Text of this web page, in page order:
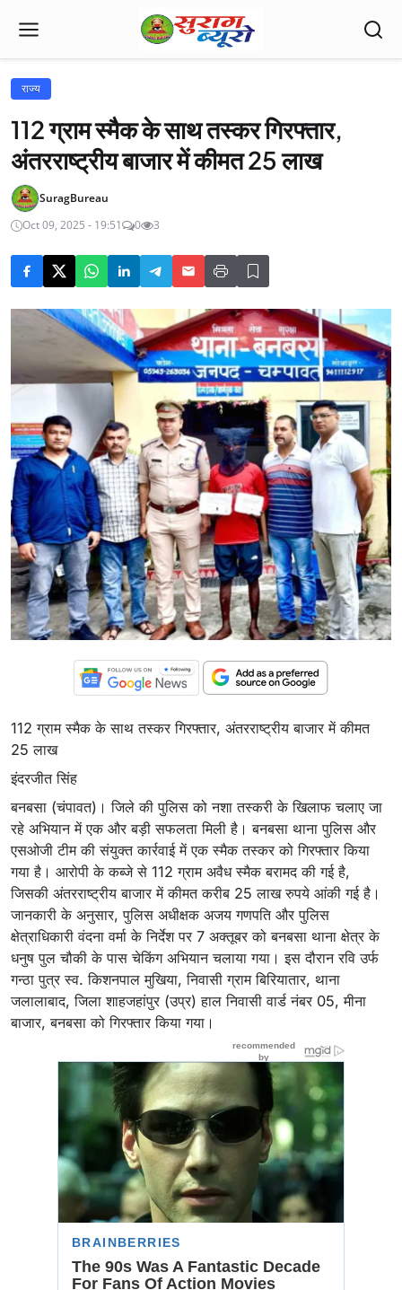
राज्य
112 ग्राम स्मैक के साथ तस्कर गिरफ्तार,
अंतरराष्ट्रीय बाजार में कीमत 25 लाख
SuragBureau
Oct 09, 2025 - 19:51
0 3
112 ग्राम स्मैक के साथ तस्कर गिरफ्तार, अंतरराष्ट्रीय बाजार में कीमत
25 लाख
इंदरजीत सिंह
बनबसा (चंपावत)। जिले की पुलिस को नशा तस्करी के खिलाफ चलाए जा
रहे अभियान में एक और बड़ी सफलता मिली है। बनबसा थाना पुलिस और
एसओजी टीम की संयुक्त कार्रवाई में एक स्मैक तस्कर को गिरफ्तार किया
गया है। आरोपी के कब्जे से 112 ग्राम अवैध स्मैक बरामद की गई है,
जिसकी अंतरराष्ट्रीय बाजार में कीमत करीब 25 लाख रुपये आंकी गई है।
जानकारी के अनुसार, पुलिस अधीक्षक अजय गणपति और पुलिस
क्षेत्राधिकारी वंदना वर्मा के निर्देश पर 7 अक्तूबर को बनबसा थाना क्षेत्र के
धनुष पुल चौकी के पास चेकिंग अभियान चलाया गया। इस दौरान रवि उर्फ
गन्ठा पुत्र स्व. किशनपाल मुखिया, निवासी ग्राम बिरियातार, थाना
जलालाबाद, जिला शाहजहांपुर (उप्र) हाल निवासी वार्ड नंबर 05, मीना
बाजार, बनबसा को गिरफ्तार किया गया।